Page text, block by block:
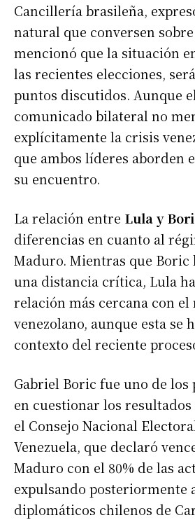
Cancillería brasileña,
natural que conversen
mencionó que la situación
las recientes elecciones,
puntos discutidos. Aunque
comunicado bilateral no
explícitamente la crisis
que ambos líderes aborden
su encuentro.
La relación entre Lula y
diferencias en cuanto al
Maduro. Mientras que Boric
una distancia crítica, Lula
relación más cercana con
venezolano, aunque esta se
contexto del reciente
Gabriel Boric fue uno de
en cuestionar los
el Consejo Nacional
Venezuela, que declaró
Maduro con el 80% de las
expulsando posteriormente
diplomáticos chilenos de